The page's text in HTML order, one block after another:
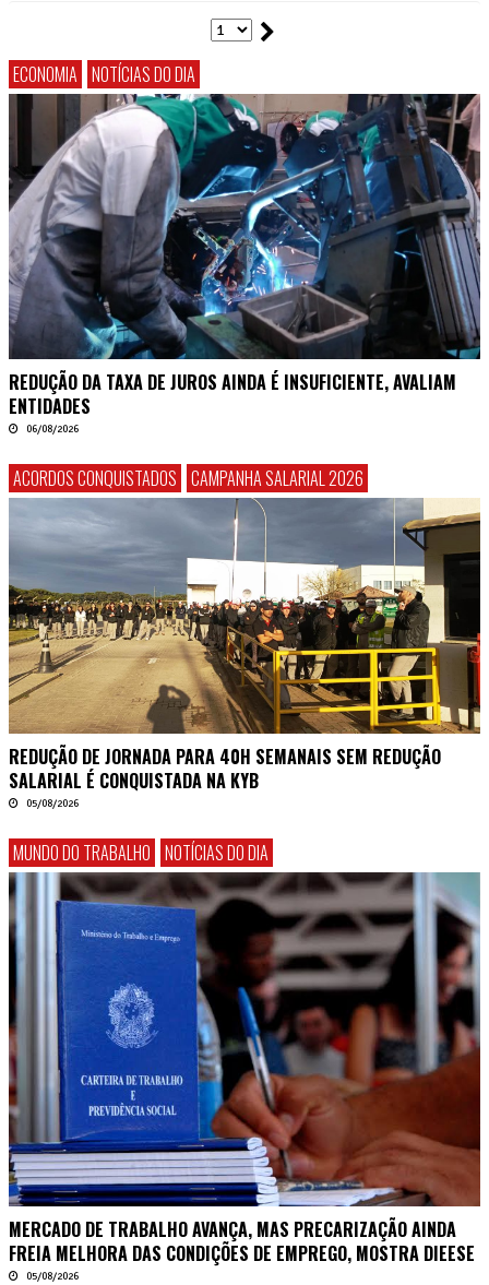
ECONOMIA NOTÍCIAS DO DIA
REDUÇÃO DA TAXA DE JUROS AINDA É INSUFICIENTE, AVALIAM
ENTIDADES
06/08/2026
ACORDOS CONQUISTADOS CAMPANHA SALARIAL 2026
REDUÇÃO DE JORNADA PARA 40H SEMANAIS SEM REDUÇÃO
SALARIAL É CONQUISTADA NA KYB
05/08/2026
MUNDO DO TRABALHO NOTÍCIAS DO DIA
MERCADO DE TRABALHO AVANÇA, MAS PRECARIZAÇÃO AINDA
FREIA MELHORA DAS CONDIÇÕES DE EMPREGO, MOSTRA DIEESE
05/08/2026